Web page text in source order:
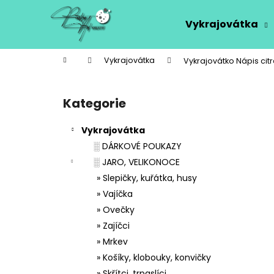
Vykrajovátka
Domů Vykrajovátka Vykrajovátko Nápis
Přeskočit
kategorie
Kategorie
Vykrajovátka
░ DÁRKOVÉ POUKAZY
░ JARO, VELIKONOCE
» Slepičky, kuřátka, husy
» Vajíčka
» Ovečky
» Zajíčci
» Mrkev
» Košíky, klobouky, konvičky
í
Zpět
do
Zpět
do